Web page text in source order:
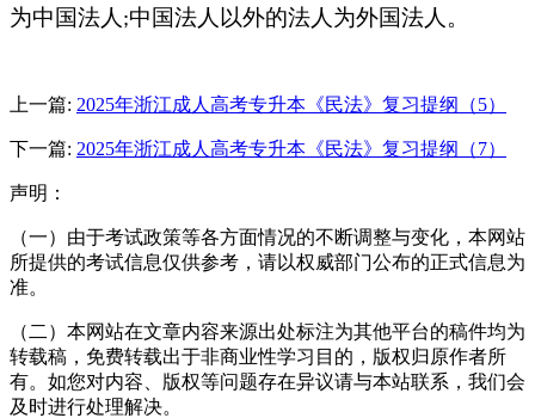
为中国法人 ;中国法人以外的法人为外国法人。
上一篇: 2025年浙江成人高考专升本《民法》复习提纲（5）
下一篇: 2025年浙江成人高考专升本《民法》复习提纲（7）
声明：
（一）由于考试政策等各方面情况的不断调整与变化，本网站
所提供的考试信息仅供参考，请以权威部门公布的正式信息为
准。
（二）本网站在文章内容来源出处标注为其他平台的稿件均为
转载稿，免费转载出于非商业性学习目的，版权归原作者所
有。如您对内容、版权等问题存在异议请与本站联系，我们会
及时进行处理解决。